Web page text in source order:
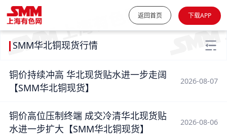
返回首页 下载APP
SMM华北铜现货行情
铜价持续冲高 华北现货贴水进一步走阔
【SMM华北铜现货】
2026-08-07
铜价高位压制终端 成交冷清华北现货贴
水进一步扩大【SMM华北铜现货】
2026-08-06